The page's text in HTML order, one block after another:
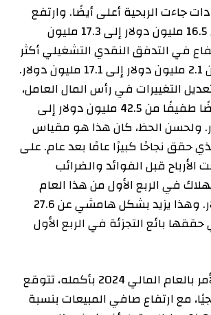
جاءت الربحية أعلى أيضًا. وارتفع
صافي الدخل من 16.5 مليون دولار إلى 17.3 مليون
في التدفق النقدي التشغيلي أكثر
إثارة للإعجاب، من 2.1 مليون دولار إلى 17.1 مليون دولار.
التغييرات في رأس المال العامل،
فسنشهد انخفاضًا طفيفًا من 42.5 مليون دولار إلى
ولحسن الحظ، كان هذا هو مقياس
حقق نجاحًا كبيرًا عامًا بعد عام. على
الأرباح قبل الفوائد والضرائب
في الربع الأول من هذا العام
30.4 مليون دولار. وهذا يزيد بشكل هامشي عن 27.6
حققها بائع التجزئة في الربع الأول
وعندما يتعلق الأمر بالعام المالي 2024 بأكمله، تتوقع
مع ارتفاع صافي المبيعات بنسبة